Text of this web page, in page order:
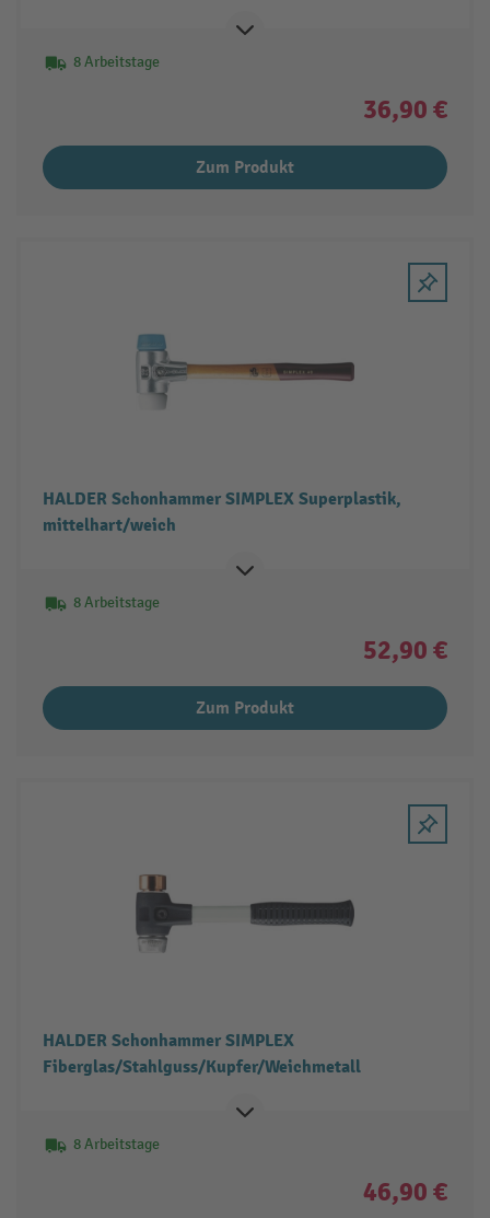
8 Arbeitstage
36,90 €
Zum Produkt
HALDER Schonhammer SIMPLEX Superplastik,
mittelhart/weich
8 Arbeitstage
52,90 €
Zum Produkt
HALDER Schonhammer SIMPLEX
Fiberglas/Stahlguss/Kupfer/Weichmetall
8 Arbeitstage
46,90 €